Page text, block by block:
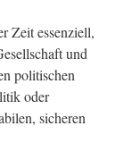
Zeit essenziell,
und
politischen
oder
sicheren